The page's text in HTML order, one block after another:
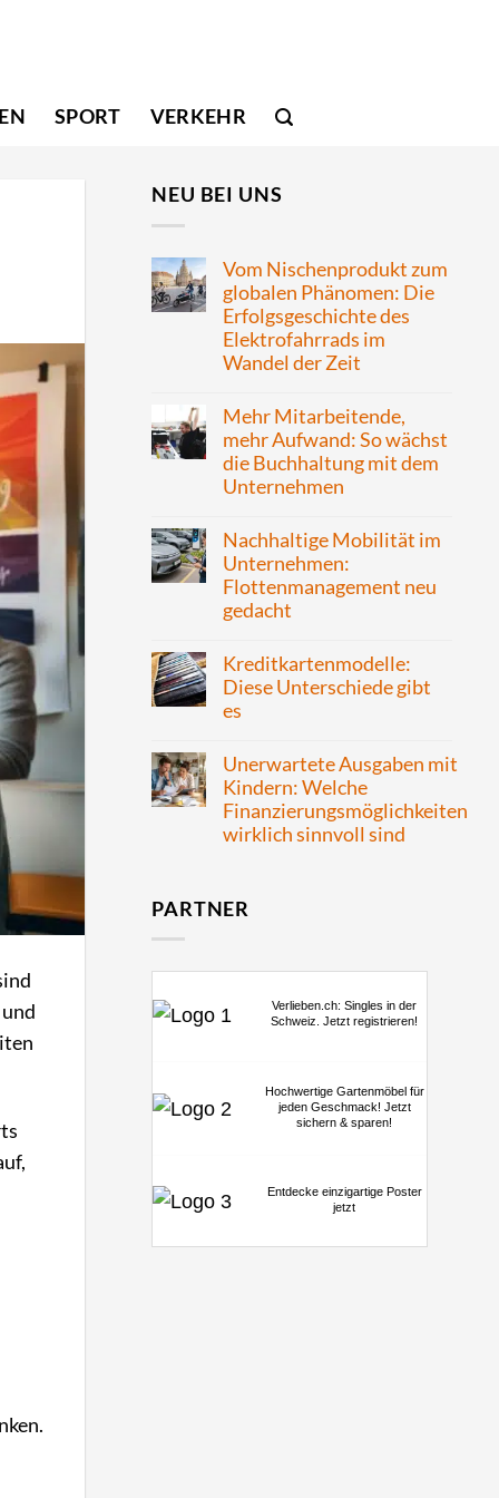
SPORT VERKEHR
NEU BEI UNS
Vom Nischenprodukt zum
globalen Phänomen: Die
Erfolgsgeschichte des
Elektrofahrrads im
Wandel der Zeit
Mehr Mitarbeitende,
mehr Aufwand: So wächst
die Buchhaltung mit dem
Unternehmen
Nachhaltige Mobilität im
Unternehmen:
Flottenmanagement neu
gedacht
Kreditkartenmodelle:
Diese Unterschiede gibt
es
Unerwartete Ausgaben mit
Kindern: Welche
Finanzierungsmöglichkeiten
wirklich sinnvoll sind
PARTNER
Verlieben.ch: Singles in der
Schweiz. Jetzt registrieren!
Hochwertige Gartenmöbel für
jeden Geschmack! Jetzt
sichern & sparen!
Entdecke einzigartige Poster
jetzt